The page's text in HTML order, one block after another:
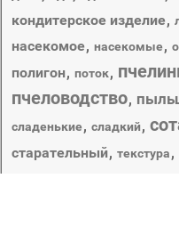
кондитерское изделие,
насекомое, насекомые,
полигон, поток,
пчеловодство,
сладенькие, сладкий,
старательный, текстура,